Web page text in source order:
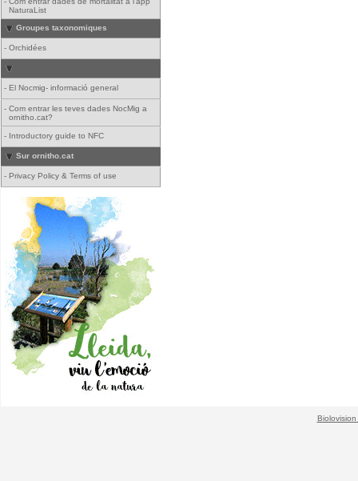
NaturaList
Groupes taxonomiques
- Orchidées
- El Nocmig- informació general
- Com entrar les teves dades NocMig a
ornitho.cat?
- Introductory guide to NFC
Sur ornitho.cat
- Privacy Policy & Terms of use
Biolovision